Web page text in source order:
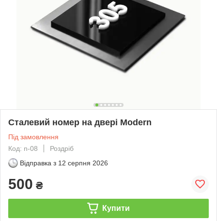
Сталевий номер на двері Modern
Під замовлення
Код: n-08
Роздріб
Відправка з 12 серпня 2026
500 ₴
Купити